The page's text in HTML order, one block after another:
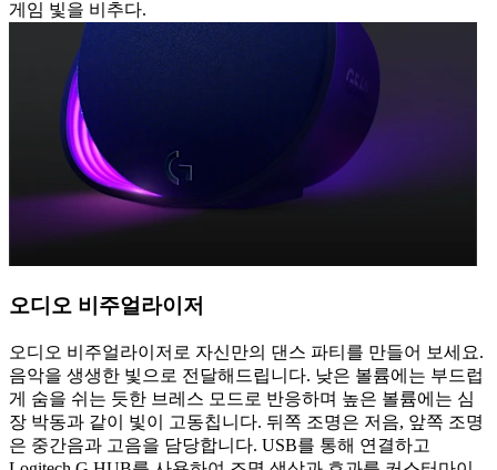
게임 빛을 비추다.
오디오 비주얼라이저
오디오 비주얼라이저로 자신만의 댄스 파티를 만들어 보세요.
음악을 생생한 빛으로 전달해드립니다. 낮은 볼륨에는 부드럽
게 숨을 쉬는 듯한 브레스 모드로 반응하며 높은 볼륨에는 심
장 박동과 같이 빛이 고동칩니다. 뒤쪽 조명은 저음, 앞쪽 조명
은 중간음과 고음을 담당합니다. USB를 통해 연결하고